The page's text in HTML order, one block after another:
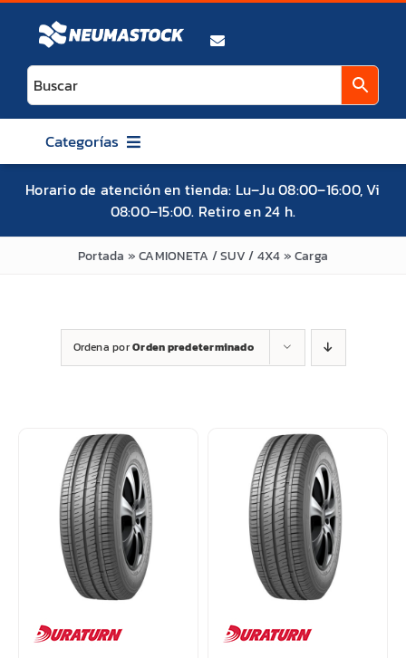
Saltar
contenido
Categorías
AUTO
CAMIONETA / SUV / 4X4
ATV / UTV / SXS
BICICLETA
MITAS
OFERTAS
PREVENTA/KITS
UBICACIÓN
Horario de atención en tienda: Lu–Ju 08:00–16:00, Vi
08:00–15:00. Retiro en 24 h.
Portada »CAMIONETA / SUV / 4X4»Carga
Ordena porOrden predeterminado